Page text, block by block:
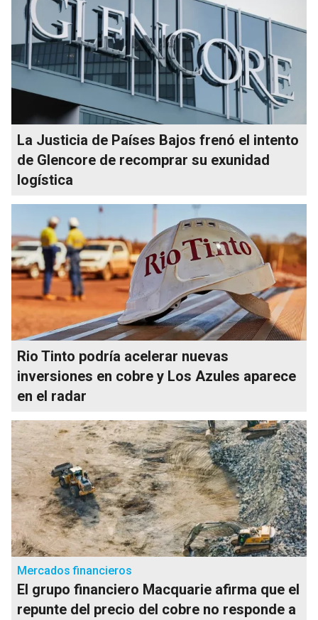
La Justicia de Países Bajos frenó el intento
de Glencore de recomprar su exunidad
logística
Rio Tinto podría acelerar nuevas
inversiones en cobre y Los Azules aparece
en el radar
Mercados financieros
El grupo financiero Macquarie afirma que el
repunte del precio del cobre no responde a